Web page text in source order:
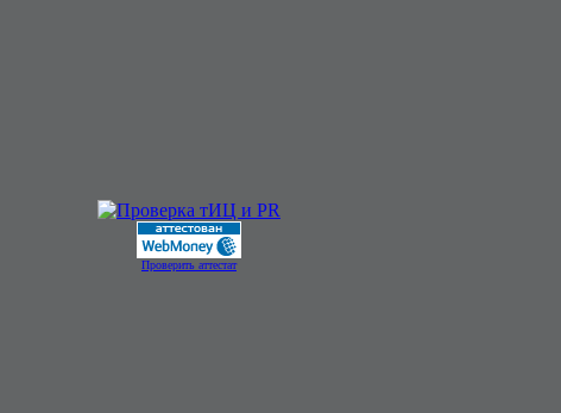
Проверить аттестат